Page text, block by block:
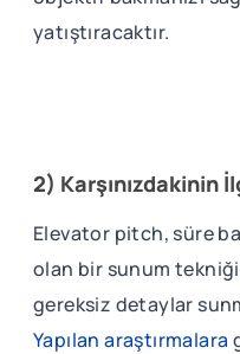
yatıştıracaktır.
2) Karşınızdakinin
Elevator pitch, süre
olan bir sunum
gereksiz detaylar
Yapılan araştırmalara